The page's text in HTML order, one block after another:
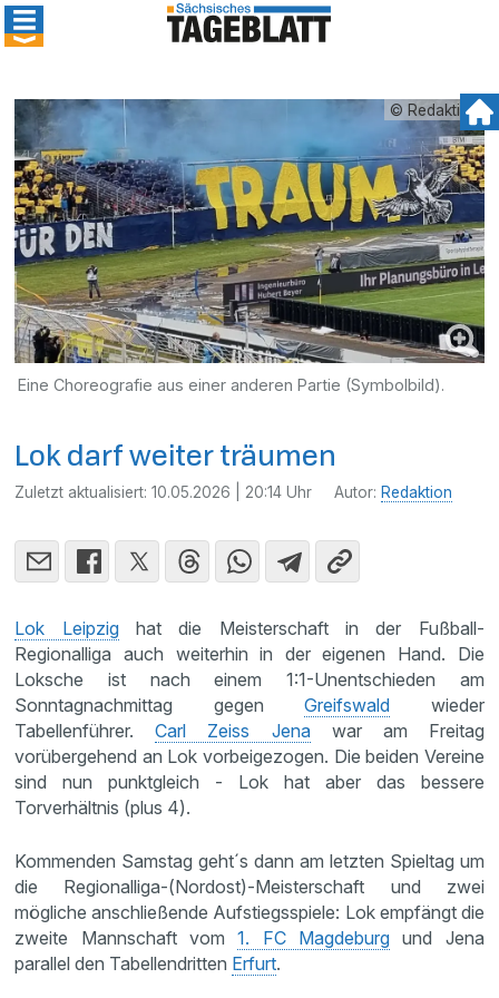
© Redaktion
Eine Choreografie aus einer anderen Partie (Symbolbild).
Lok darf weiter träumen
Zuletzt aktualisiert:10.05.2026 | 20:14 Uhr Autor: Redaktion
Lok Leipzighat die Meisterschaft in der Fußball-
Regionalliga auch weiterhin in der eigenen Hand. Die
Loksche ist nach einem 1:1-Unentschieden am
Sonntagnachmittag gegenGreifswald wieder
Tabellenführer.Carl Zeiss Jenawar am Freitag
vorübergehend an Lok vorbeigezogen. Die beiden Vereine
sind nun punktgleich - Lok hat aber das bessere
Torverhältnis (plus 4).
Kommenden Samstag geht´s dann am letzten Spieltag um
die Regionalliga-(Nordost)-Meisterschaft und zwei
mögliche anschließende Aufstiegsspiele: Lok empfängt die
zweite Mannschaft vom1. FC Magdeburgund Jena
parallel den Tabellendritten Erfurt.